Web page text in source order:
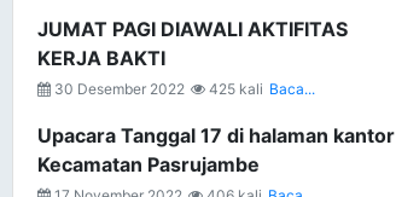
JUMAT PAGI DIAWALI AKTIFITAS
KERJA BAKTI
30 Desember 2022 425 kali Baca...
Upacara Tanggal 17 di halaman kantor
Kecamatan Pasrujambe